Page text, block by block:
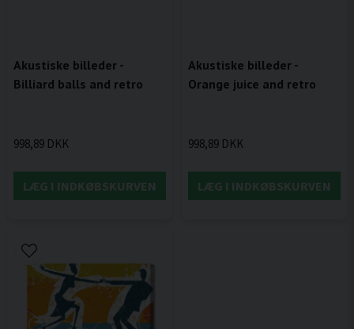
Akustiske billeder -
Billiard balls and retro
998,89 DKK
LÆG I INDKØBSKURVEN
Akustiske billeder -
Orange juice and retro
998,89 DKK
LÆG I INDKØBSKURVEN